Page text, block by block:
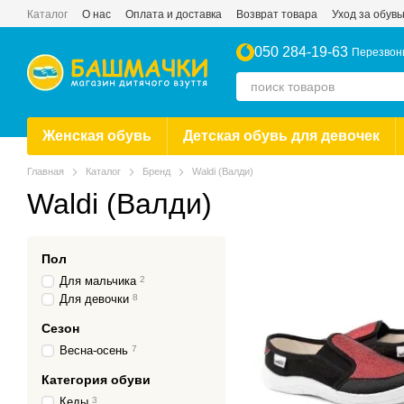
Перейти к основному контенту
Каталог О нас Оплата и доставка Возврат товара Уход за
050 284-19-63
Женская обувь Детская обувь для девочек
Главная Каталог Бренд Waldi (Валди)
Waldi (Валди)
Пол
Для мальчика 2
Для девочки 8
Сезон
Весна-осень 7
Категория обуви
3